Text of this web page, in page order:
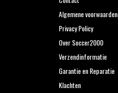
Algemene voorwaarden
Privacy Policy
Over Soccer2000
Verzendinformatie
Garantie en Reparatie
Klachten